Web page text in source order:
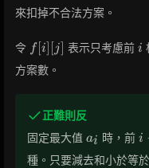
來扣掉不合法方案。
令 f[i]
[j]
f[ i j 表示只考慮前 i
i
方案數。
正難則反
固定最大值 a_i
ai 時，前 i-
1
i
種。只要減去和小於等於